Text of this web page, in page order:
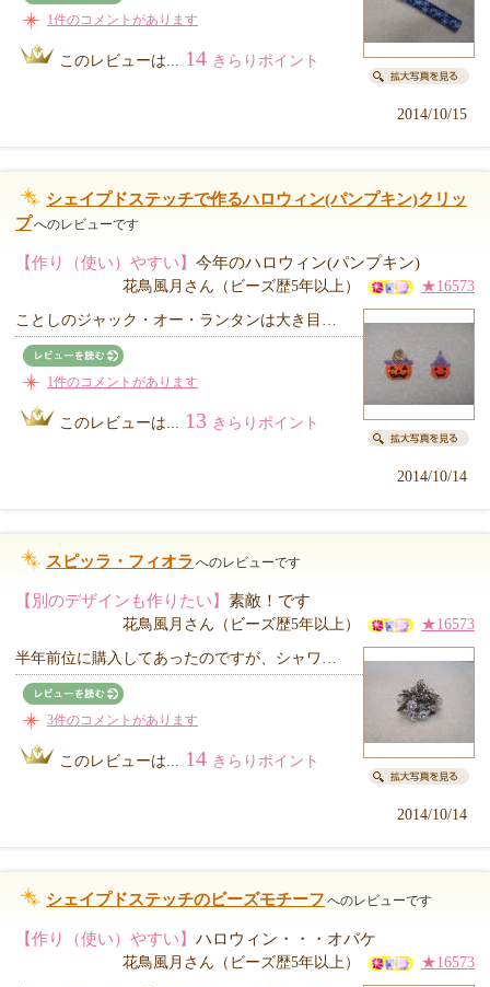
1件のコメントがあります
このレビューは... 14 きらりポイント
2014/10/15
シェイプドステッチで作るハロウィン(パンプキン)クリッ
プへのレビューです
【作り（使い）やすい】 今年のハロウィン(パンプキン)
花鳥風月さん（ビーズ歴5年以上） ★16573
ことしのジャック・オー・ランタンは大き目…
1件のコメントがあります
このレビューは... 13 きらりポイント
2014/10/14
スピッラ・フィオラ へのレビューです
【別のデザインも作りたい】 素敵！です
花鳥風月さん（ビーズ歴5年以上） ★16573
半年前位に購入してあったのですが、シャワ…
3件のコメントがあります
このレビューは... 14 きらりポイント
2014/10/14
シェイプドステッチのビーズモチーフ へのレビューです
【作り（使い）やすい】 ハロウィン・・・オバケ
花鳥風月さん（ビーズ歴5年以上） ★16573